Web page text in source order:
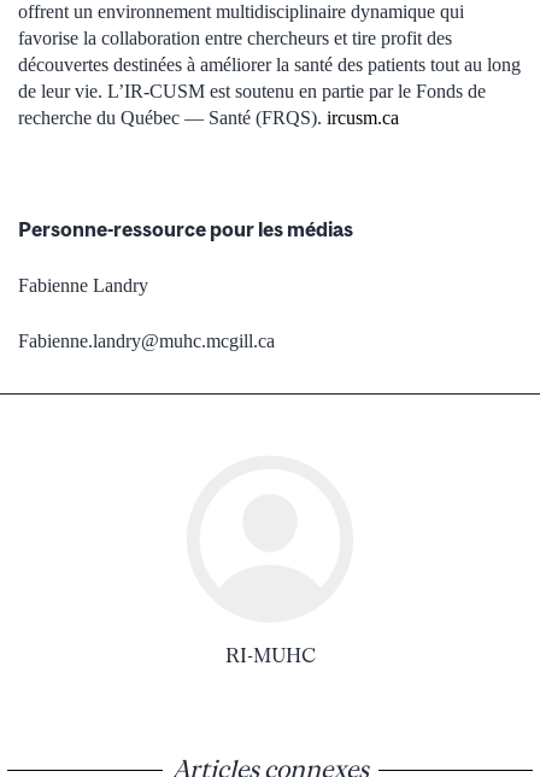
offrent un environnement multidisciplinaire dynamique qui
favorise la collaboration entre chercheurs et tire profit des
découvertes destinées à améliorer la santé des patients tout au long
de leur vie. L’IR-CUSM est soutenu en partie par le Fonds de
recherche du Québec — Santé (FRQS). ircusm.ca
Personne-ressource pour les médias
Fabienne Landry
Fabienne.landry@muhc.mcgill.ca
RI-MUHC
Articles connexes